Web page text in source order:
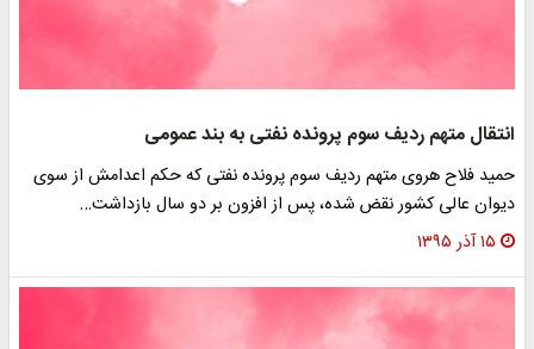
انتقال متهم ردیف سوم پرونده نفتی به بند عمومی
حمید فلاح هروی متهم ردیف سوم پرونده نفتی که حکم اعدامش از سوی
دیوان عالی کشور نقض شده، پس از افزون بر دو سال بازداشت…
۱۵ آذر ۱۳۹۵